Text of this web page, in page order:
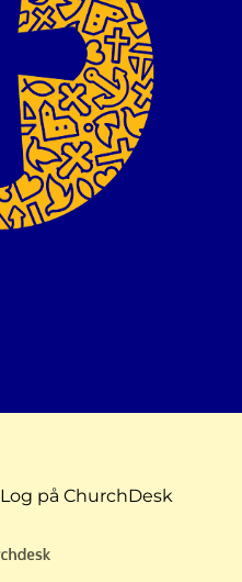
Log på ChurchDesk